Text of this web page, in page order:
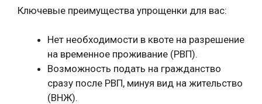
Ключевые преимущества упрощенки для вас:
Нет необходимости в квоте на разрешение
на временное проживание (РВП).
Возможность подать на гражданство
сразу после РВП, минуя вид на жительство
(ВНЖ).